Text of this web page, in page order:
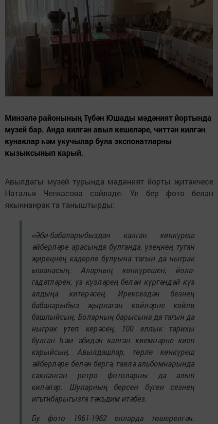
Минзәлә районының Түбән Юшады мәдәният йортында
музей бар. Анда килгән авыл кешеләре, читтән килгән
кунаклар һәм укучылар була экспонатларны
кызыксынып карый.
Авылдагы музей турында мәдәният йорты җитәкчесе
Наталья Чепкасова сөйләде. Ул бер фото белән
якыннанрак та таныштырды:
«Әби-бабаларыбыздан калган көнкүреш
әйберләре арасында булганда, үзеңнең туган
җиреңнең кадерле булуына тагын да ныграк
ышанасың. Аларның көнкүрешен, йола-
гадәтләрен, үз күзләрең белән күргәндәй күз
алдыңа китерәсең. Ирексездән безнең
бабаларыбыз җырлаган көйләрне көйли
башлыйсың. Боларның барысына да тагын да
ныграк үтеп керәсең, 100 еллык тарихы
булган һәм әбидән калган киемнәрне киеп
карыйсың. Авылдашлар, төрле көнкүреш
әйберләре белән бергә, гаилә альбомнарында
сакланган ретро фотоларны да алып
киләләр. Шуларның берсен бүген сезнең
игътибарыгызга тәкъдим итәбез.
Бу фото 1961-1962 елларда төшерелгән.